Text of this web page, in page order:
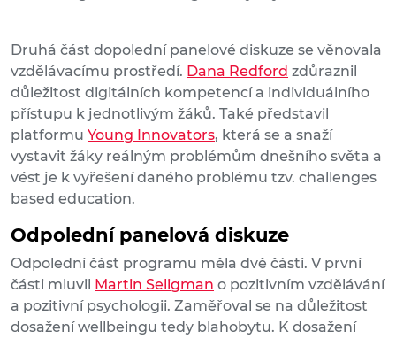
Druhá část dopolední panelové diskuze se věnovala
vzdělávacímu prostředí. Dana Redford zdůraznil
důležitost digitálních kompetencí a individuálního
přístupu k jednotlivým žáků. Také představil
platformu Young Innovators, která se a snaží
vystavit žáky reálným problémům dnešního světa a
vést je k vyřešení daného problému tzv. challenges
based education.
Odpolední panelová diskuze
Odpolední část programu měla dvě části. V první
části mluvil
Martin Seligman o pozitivním vzdělávání
a pozitivní psychologii. Zaměřoval se na důležitost
dosažení wellbeingu tedy blahobytu. K dosažení